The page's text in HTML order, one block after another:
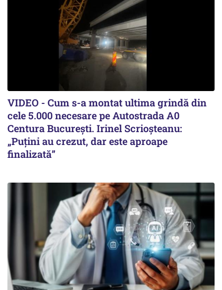
VIDEO - Cum s-a montat ultima grindă din
cele 5.000 necesare pe Autostrada A0
Centura București. Irinel Scrioșteanu:
„Puțini au crezut, dar este aproape
finalizată”